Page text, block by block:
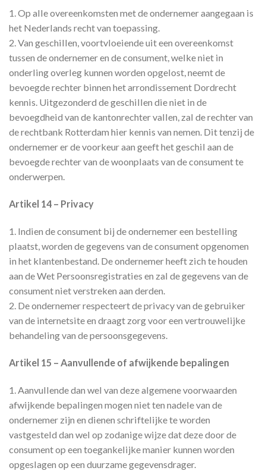
1. Op alle overeenkomsten met de ondernemer aangegaan is
het Nederlands recht van toepassing.
2. Van geschillen, voortvloeiende uit een overeenkomst
tussen de ondernemer en de consument, welke niet in
onderling overleg kunnen worden opgelost, neemt de
bevoegde rechter binnen het arrondissement Dordrecht
kennis. Uitgezonderd de geschillen die niet in de
bevoegdheid van de kantonrechter vallen, zal de rechter van
de rechtbank Rotterdam hier kennis van nemen. Dit tenzij de
ondernemer er de voorkeur aan geeft het geschil aan de
bevoegde rechter van de woonplaats van de consument te
onderwerpen.
Artikel 14 – Privacy
1. Indien de consument bij de ondernemer een bestelling
plaatst, worden de gegevens van de consument opgenomen
in het klantenbestand. De ondernemer heeft zich te houden
aan de Wet Persoonsregistraties en zal de gegevens van de
consument niet verstreken aan derden.
2. De ondernemer respecteert de privacy van de gebruiker
van de internetsite en draagt zorg voor een vertrouwelijke
behandeling van de persoonsgegevens.
Artikel 15 – Aanvullende of afwijkende bepalingen
1. Aanvullende dan wel van deze algemene voorwaarden
afwijkende bepalingen mogen niet ten nadele van de
ondernemer zijn en dienen schriftelijke te worden
vastgesteld dan wel op zodanige wijze dat deze door de
consument op een toegankelijke manier kunnen worden
opgeslagen op een duurzame gegevensdrager.